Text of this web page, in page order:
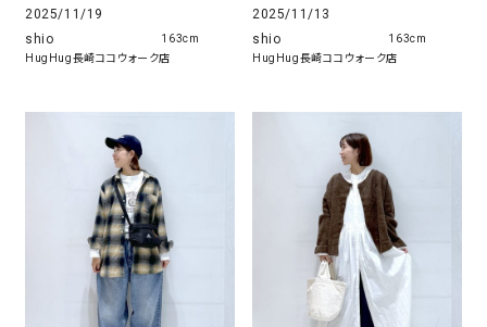
2025/11/19
shio
HugHug長崎ココウォーク店
163cm
2025/11/13
shio
HugHug長崎ココウォーク店
163cm